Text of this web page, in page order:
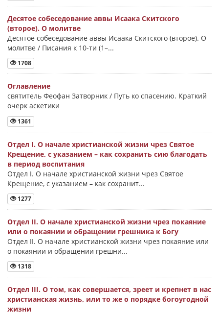
Десятое собеседование аввы Исаака Скитского
(второе). О молитве
Десятое собеседование аввы Исаака Скитского (второе). О
молитве / Писания к 10-ти (1–...
1708
Оглавление
святитель Феофан Затворник / Путь ко спасению. Краткий
очерк аскетики
1361
Отдел I. О начале христианской жизни чрез Святое
Крещение, с указанием – как сохранить сию благодать
в период воспитания
Отдел I. О начале христианской жизни чрез Святое
Крещение, с указанием – как сохранит...
1277
Отдел II. О начале христианской жизни чрез покаяние
или о покаянии и обращении грешника к Богу
Отдел II. О начале христианской жизни чрез покаяние или
о покаянии и обращении грешни...
1318
Отдел III. О том, как совершается, зреет и крепнет в нас
христианская жизнь, или то же о порядке богоугодной
жизни